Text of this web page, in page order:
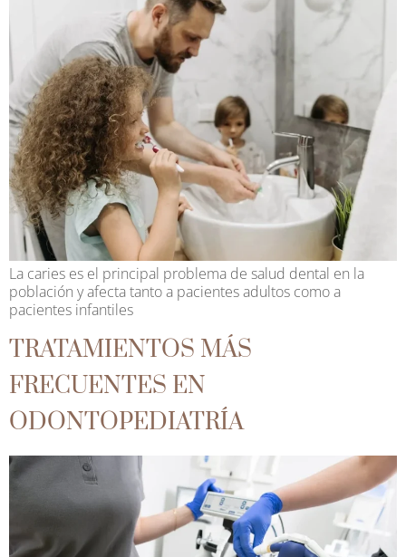
La caries es el principal problema de salud dental en la
población y afecta tanto a pacientes adultos como a
pacientes infantiles
TRATAMIENTOS MÁS
FRECUENTES EN
ODONTOPEDIATRÍA